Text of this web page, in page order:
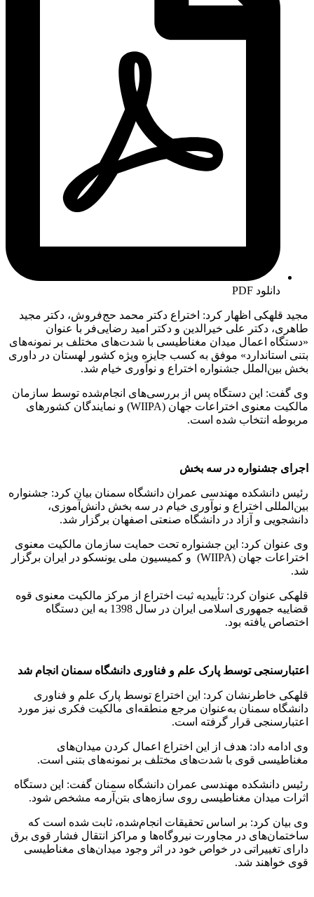
دانلود PDF
مجید قلهکی اظهار کرد: اختراع دکتر محمد حج‌فروش، دکتر مجید
طاهری، دکتر علی خیرالدین و دکتر امید رضایی‌فر با عنوان
«دستگاه اعمال میدان مغناطیسی با شدت‌های مختلف بر نمونه‌های
بتنی استاندارد» موفق به کسب جایزه ویژه کشور لهستان در داوری
بخش بین‌الملل جشنواره اختراع و نوآوری خیام شد.
وی گفت: این دستگاه پس از بررسی‌های انجام‌شده توسط سازمان
مالکیت معنوی اختراعات جهان (WIIPA) و نمایندگان کشورهای
مربوطه انتخاب شده است.
اجرای جشنواره در سه بخش
رئیس دانشکده مهندسی عمران دانشگاه سمنان بیان کرد: جشنواره
بین‌المللی اختراع و نوآوری خیام در سه بخش دانش‌آموزی،
دانشجویی و آزاد در دانشگاه صنعتی اصفهان برگزار شد.
وی عنوان کرد: این جشنواره تحت حمایت سازمان مالکیت معنوی
اختراعات جهان (WIIPA) و کمیسیون ملی یونسکو در ایران برگزار
شد.
قلهکی عنوان کرد: تأییدیه ثبت اختراع از مرکز مالکیت معنوی قوه
قضاییه جمهوری اسلامی ایران در سال 1398 به این دستگاه
اختصاص یافته بود.
اعتبارسنجی توسط پارک علم و فناوری دانشگاه سمنان انجام شد
قلهکی خاطرنشان کرد: این اختراع توسط پارک علم و فناوری
دانشگاه سمنان به‌عنوان مرجع منطقه‌ای مالکیت فکری نیز مورد
اعتبارسنجی قرار گرفته است.
وی ادامه داد: هدف از این اختراع اعمال کردن میدان‌های
مغناطیسی قوی با شدت‌های مختلف بر نمونه‌های بتنی است.
رئیس دانشکده مهندسی عمران دانشگاه سمنان گفت: این دستگاه
اثرات میدان مغناطیسی روی سازه‌های بتن‌آرمه مشخص شود.
وی بیان کرد: بر اساس تحقیقات انجام‌شده، ثابت شده است که
ساختمان‌های در مجاورت نیروگاه‌ها و مراکز انتقال فشار قوی برق
دارای تغییراتی در خواص خود در اثر وجود میدان‌های مغناطیسی
قوی خواهند شد.